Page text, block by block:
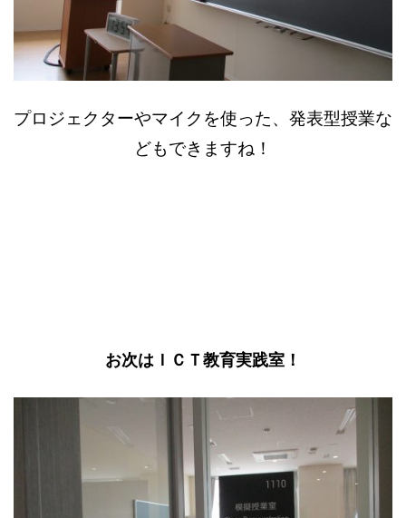
プロジェクターやマイクを使った、発表型授業な
どもできますね！
お次はＩＣＴ教育実践室！